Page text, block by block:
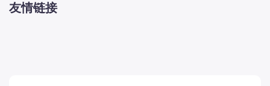
友情链接